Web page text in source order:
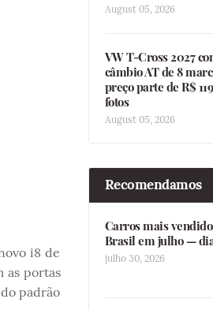
i8 de
as portas
padrão
August 05, 2026
VW T-Cross 2027
câmbio AT de 8
preço parte de R$
fotos
August 05, 2026
Recomendamos
Carros mais
Brasil em julho —
julho 30, 2026